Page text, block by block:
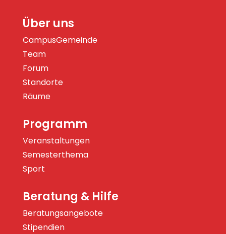
Über uns
CampusGemeinde
Team
Forum
Standorte
Räume
Programm
Veranstaltungen
Semesterthema
Sport
Beratung & Hilfe
Beratungsangebote
Stipendien